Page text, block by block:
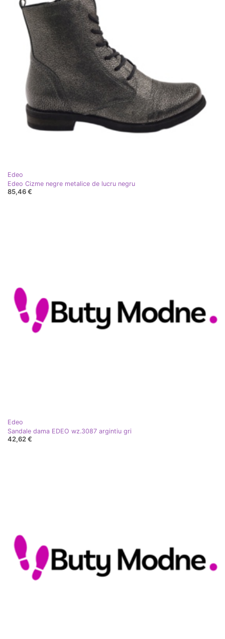
Edeo
Edeo Cizme negre metalice de lucru negru
85,46 €
Edeo
Sandale dama EDEO wz.3087 argintiu gri
42,62 €